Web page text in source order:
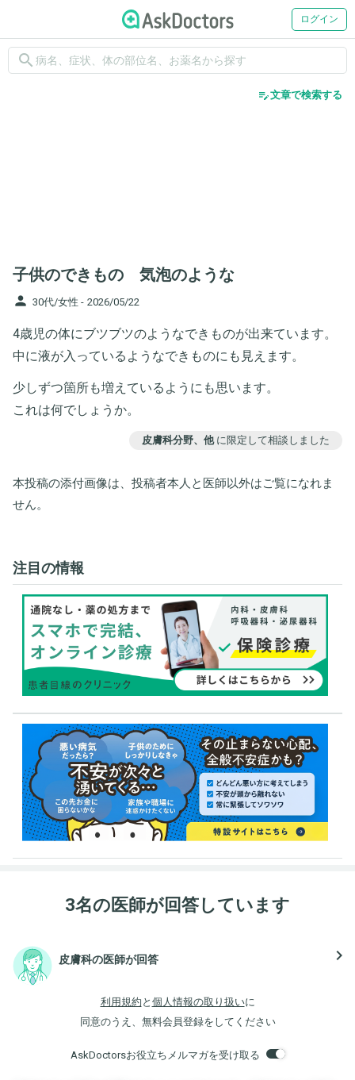
ログイン
search
edit_note文章で検索する
子供のできもの 気泡のような
person 30代/女性 - 2026/05/22
4歳児の体にブツブツのようなできものが出来ています。
中に液が入っているようなできものにも見えます。
少しずつ箇所も増えているようにも思います。
これは何でしょうか。
皮膚科分野、他 に限定して相談しました
本投稿の添付画像は、投稿者本人と医師以外はご覧になれま
せん。
注目の情報
3名の医師が回答しています
皮膚科の医師が回答 navigate_next
利用規約 と 個人情報の取り扱いに
同意のうえ、無料会員登録をしてください
AskDoctorsお役立ちメルマガを受け取る